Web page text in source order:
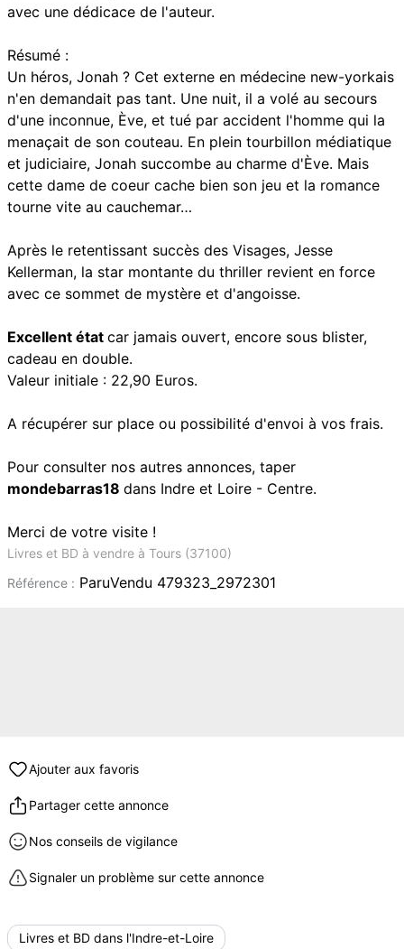
avec une dédicace de l'auteur.
Résumé :
Un héros, Jonah ? Cet externe en médecine new-yorkais
n'en demandait pas tant. Une nuit, il a volé au secours
d'une inconnue, Ève, et tué par accident l'homme qui la
menaçait de son couteau. En plein tourbillon médiatique
et judiciaire, Jonah succombe au charme d'Ève. Mais
cette dame de coeur cache bien son jeu et la romance
tourne vite au cauchemar…
Après le retentissant succès des Visages, Jesse
Kellerman, la star montante du thriller revient en force
avec ce sommet de mystère et d'angoisse.
Excellent état car jamais ouvert, encore sous blister,
cadeau en double.
Valeur initiale : 22,90 Euros.
A récupérer sur place ou possibilité d'envoi à vos frais.
Pour consulter nos autres annonces, taper
mondebarras18 dans Indre et Loire - Centre.
Merci de votre visite !
Livres et BD à vendre à Tours (37100)
Référence : ParuVendu 479323_2972301
Ajouter aux favoris
Partager cette annonce
Nos conseils de vigilance
Signaler un problème sur cette annonce
Livres et BD dans l'Indre-et-Loire